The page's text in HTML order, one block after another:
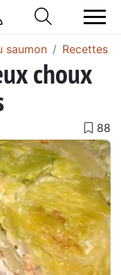
saumon Recettes
choux